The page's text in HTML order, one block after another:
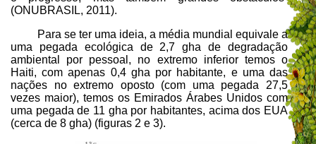
(ONUBRASIL, 2011).
Para se ter uma ideia, a média mundial equivale a
uma pegada ecológica de 2,7 gha de degradação
ambiental por pessoal, no extremo inferior temos o
Haiti, com apenas 0,4 gha por habitante, e uma das
nações no extremo oposto (com uma pegada 27,5
vezes maior), temos os Emirados Árabes Unidos com
uma pegada de 11 gha por habitantes, acima dos EUA
(cerca de 8 gha) (figuras 2 e 3).